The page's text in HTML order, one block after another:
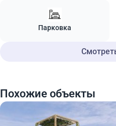
Парковка
Похожие объекты